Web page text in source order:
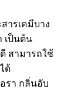
ารเคมีบาง
เป็นต้น
สามารถใช้
ด้
รา กลิ่นอับ